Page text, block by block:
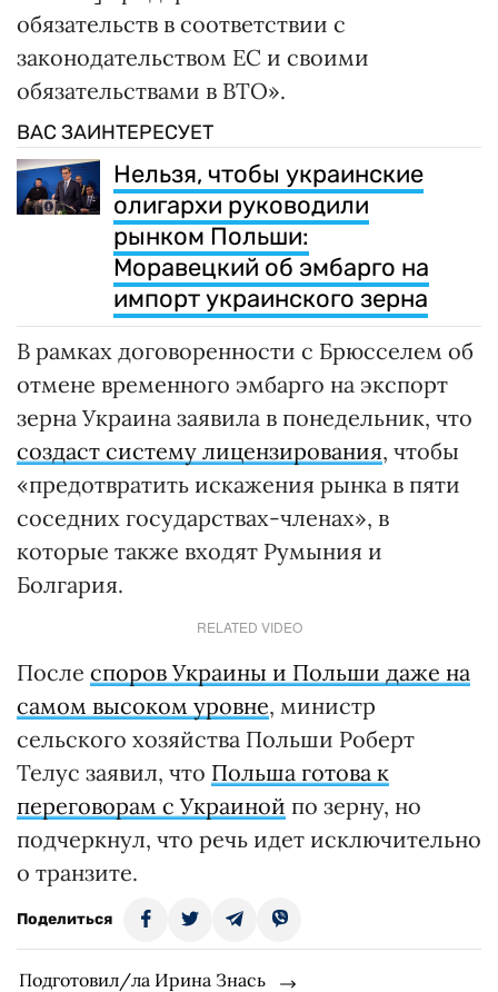
обязательств в соответствии с
законодательством ЕС и своими
обязательствами в ВТО».
ВАС ЗАИНТЕРЕСУЕТ
Нельзя, чтобы украинские
олигархи руководили
рынком Польши:
Моравецкий об эмбарго на
импорт украинского зерна
В рамках договоренности с Брюсселем об
отмене временного эмбарго на экспорт
зерна Украина заявила в понедельник, что
создаст систему лицензирования, чтобы
«предотвратить искажения рынка в пяти
соседних государствах-членах», в
которые также входят Румыния и
Болгария.
RELATED VIDEO
После споров Украины и Польши даже на
самом высоком уровне, министр
сельского хозяйства Польши Роберт
Телус заявил, что Польша готова к
переговорам с Украиной по зерну, но
подчеркнул, что речь идет исключительно
о транзите.
Поделиться
Подготовил/ла Ирина Знась